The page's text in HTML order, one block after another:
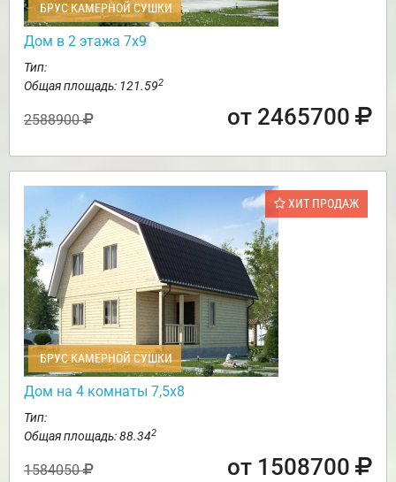
БРУС КАМЕРНОЙ СУШКИ
Дом в 2 этажа 7х9
Тип:
Общая площадь: 121.592
2588900 от 2465700
ХИТ ПРОДАЖ
БРУС КАМЕРНОЙ СУШКИ
Дом на 4 комнаты 7,5х8
Тип:
Общая площадь: 88.342
1584050 от 1508700